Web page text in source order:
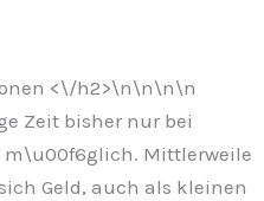
<\/h2>\n\n\n\n
Zeit bisher nur bei
m\u00f6glich. Mittlerweile
Geld, auch als kleinen